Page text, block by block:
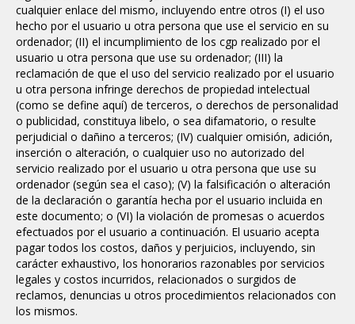
cualquier enlace del mismo, incluyendo entre otros (I) el uso
hecho por el usuario u otra persona que use el servicio en su
ordenador; (II) el incumplimiento de los cgp realizado por el
usuario u otra persona que use su ordenador; (III) la
reclamación de que el uso del servicio realizado por el usuario
u otra persona infringe derechos de propiedad intelectual
(como se define aquí) de terceros, o derechos de personalidad
o publicidad, constituya libelo, o sea difamatorio, o resulte
perjudicial o dañino a terceros; (IV) cualquier omisión, adición,
inserción o alteración, o cualquier uso no autorizado del
servicio realizado por el usuario u otra persona que use su
ordenador (según sea el caso); (V) la falsificación o alteración
de la declaración o garantía hecha por el usuario incluida en
este documento; o (VI) la violación de promesas o acuerdos
efectuados por el usuario a continuación. El usuario acepta
pagar todos los costos, daños y perjuicios, incluyendo, sin
carácter exhaustivo, los honorarios razonables por servicios
legales y costos incurridos, relacionados o surgidos de
reclamos, denuncias u otros procedimientos relacionados con
los mismos.